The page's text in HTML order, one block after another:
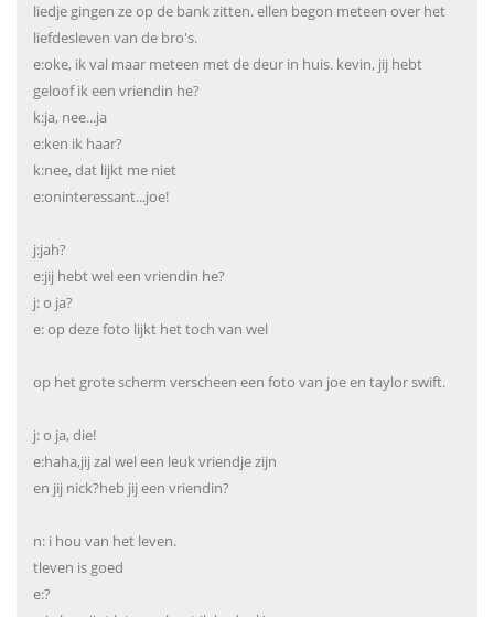
liedje gingen ze op de bank zitten. ellen begon meteen over het
liefdesleven van de bro's.
e:oke, ik val maar meteen met de deur in huis. kevin, jij hebt
geloof ik een vriendin he?
k:ja, nee...ja
e:ken ik haar?
k:nee, dat lijkt me niet
e:oninteressant...joe!
j:jah?
e:jij hebt wel een vriendin he?
j: o ja?
e: op deze foto lijkt het toch van wel
op het grote scherm verscheen een foto van joe en taylor swift.
j: o ja, die!
e:haha,jij zal wel een leuk vriendje zijn
en jij nick?heb jij een vriendin?
n: i hou van het leven.
tleven is goed
e:?